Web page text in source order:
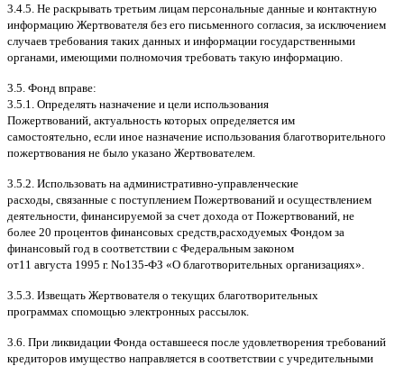
3.4.5. Не раскрывать третьим лицам персональные данные и контактную
информацию Жертвователя без его письменного согласия за исключением
случаев требования таких данных и информации государственными
органами имеющими полномочия требовать такую информацию
3.5. Фонд вправе:
3.5.1. Определять назначение и цели использования
Пожертвований актуальность которых определяется им
самостоятельно если иное назначение использования благотворительного
пожертвования не было указано Жертвователем
3.5.2. Использовать на административно-управленческие
расходы связанные с поступлением Пожертвований и осуществлением
деятельности финансируемой за счет дохода от Пожертвований не
более 20 процентов финансовых средств расходуемых Фондом за
финансовый год в соответствии с Федеральным законом
от11 августа 1995 г. No135-ФЗ «О благотворительных организациях».
3.5.3. Извещать Жертвователя o текущих благотворительных
программах cпомощью электронных рассылок
3.6. При ликвидации Фонда оставшееся после удовлетворения требований
кредиторов имущество направляется в соответствии с учредительными